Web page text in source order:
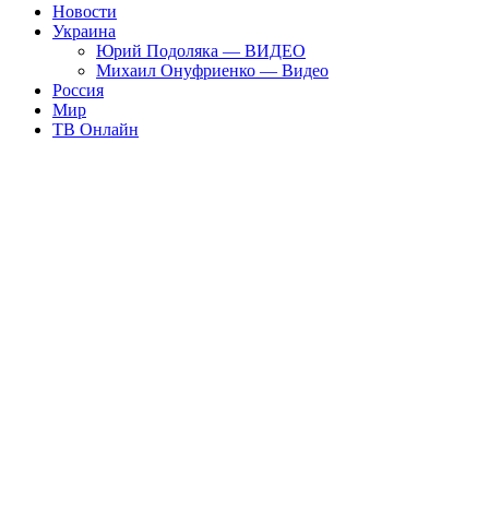
Новости
Украина
Юрий Подоляка — ВИДЕО
Михаил Онуфриенко — Видео
Россия
Мир
ТВ Онлайн